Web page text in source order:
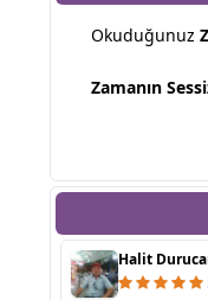
Okuduğunuz
Zamanın
Halit